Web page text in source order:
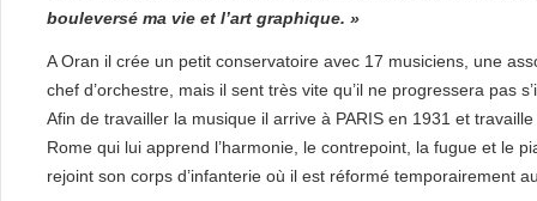
bouleversé ma vie et l’art graphique. »
A Oran il crée un petit conservatoire avec 17 musiciens, une
chef d’orchestre, mais il sent très vite qu’il ne progressera pas
Afin de travailler la musique il arrive à PARIS en 1931 et
Rome qui lui apprend l’harmonie, le contrepoint, la fugue et le
rejoint son corps d’infanterie où il est réformé temporairement